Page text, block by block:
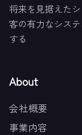
将来を見据えた
客の有力なシス
する
About
会社概要
事業内容